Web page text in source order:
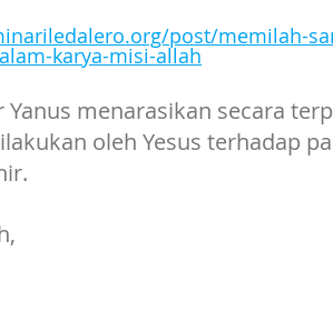
post/memilah-
karya-misi-allah
menarasikan secara
oleh Yesus terhadap